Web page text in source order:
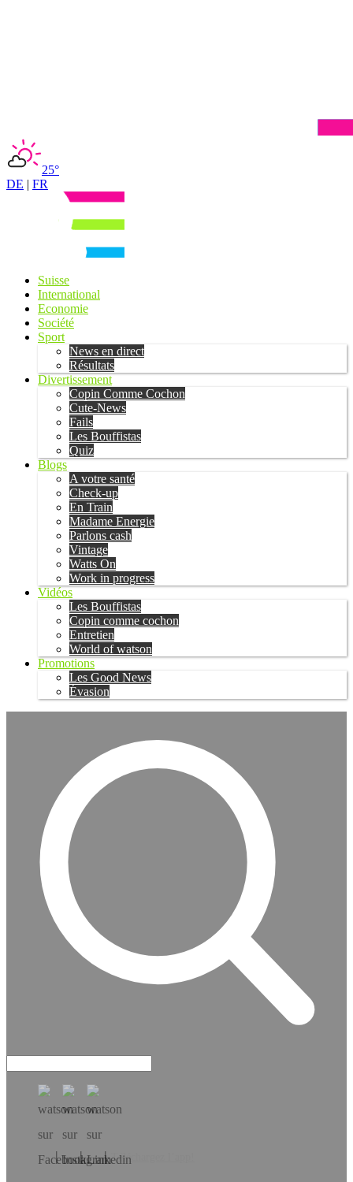
25°
DE | FR
Suisse
International
Economie
Société
Sport
News en direct
Résultats
Divertissement
Copin Comme Cochon
Cute-News
Fails
Les Bouffistas
Quiz
Blogs
A votre santé
Check-up
En Train
Madame Energie
Parlons cash
Vintage
Watts On
Work in progress
Vidéos
Les Bouffistas
Copin comme cochon
Entretien
World of watson
Promotions
Les Good News
Évasion
Téléchargez l’app!